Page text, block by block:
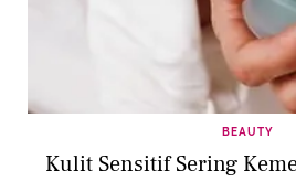
BEAUTY
Kulit Sensitif Sering